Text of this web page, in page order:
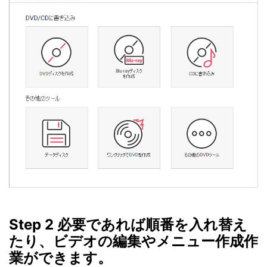
Step 2 必要であれば順番を入れ替え
たり、ビデオの編集やメニュー作成作
業ができます。